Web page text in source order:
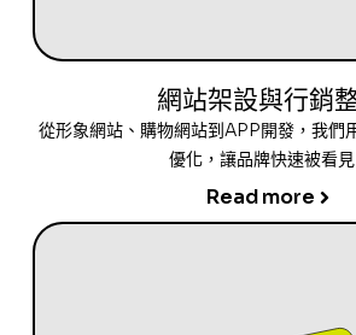
網站架設與行銷
從形象網站、購物網站到APP開發，我們
優化，讓品牌快速被看見
Read more